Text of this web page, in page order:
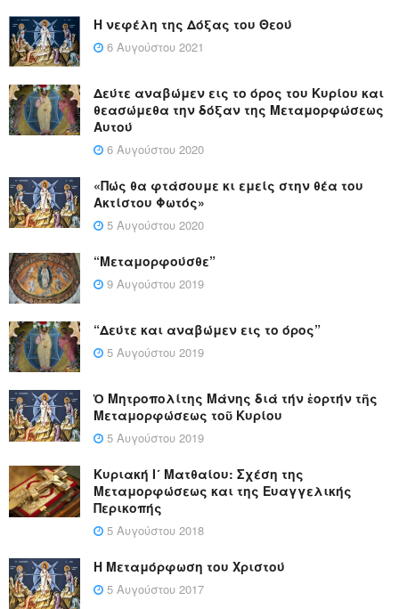
Η νεφέλη της Δόξας του Θεού
6 Αυγούστου 2021
Δεύτε αναβώμεν εις το όρος του Κυρίου και
θεασώμεθα την δόξαν της Μεταμορφώσεως
Αυτού
6 Αυγούστου 2020
«Πώς θα φτάσουμε κι εμείς στην θέα του
Ακτίστου Φωτός»
5 Αυγούστου 2020
“Μεταμορφούσθε”
9 Αυγούστου 2019
“Δεύτε και αναβώμεν εις το όρος”
5 Αυγούστου 2019
Ὁ Μητροπολίτης Μάνης διά τήν ἑορτήν τῆς
Μεταμορφώσεως τοῦ Κυρίου
5 Αυγούστου 2019
Κυριακή Ι´ Ματθαίου: Σχέση της
Μεταμορφώσεως και της Ευαγγελικής
Περικοπής
5 Αυγούστου 2018
Η Μεταμόρφωση του Χριστού
5 Αυγούστου 2017